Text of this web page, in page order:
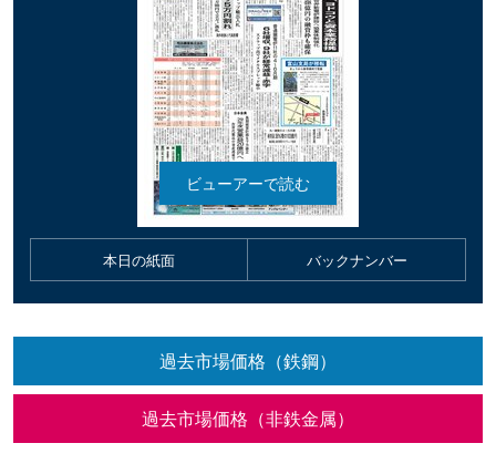
本日の紙面 バックナンバー
過去市場価格（鉄鋼）
過去市場価格（非鉄金属）